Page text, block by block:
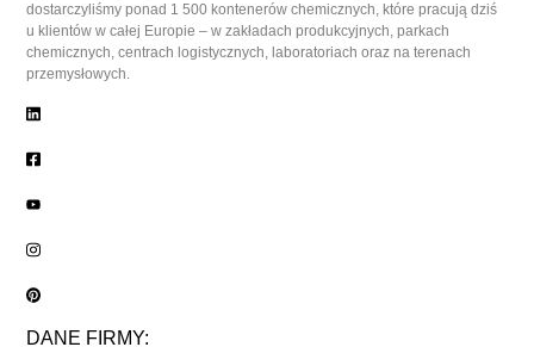
dostarczyliśmy ponad 1 500 kontenerów chemicznych, które pracują dziś
u klientów w całej Europie – w zakładach produkcyjnych, parkach
chemicznych, centrach logistycznych, laboratoriach oraz na terenach
przemysłowych.
DANE FIRMY: